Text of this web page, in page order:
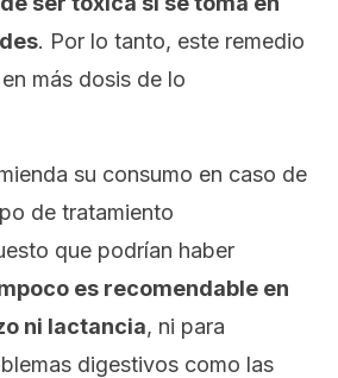
. Por lo tanto, este remedio
más dosis de lo
su consumo en caso de
de tratamiento
que podrían haber
es recomendable en
ni lactancia, ni para
digestivos como las